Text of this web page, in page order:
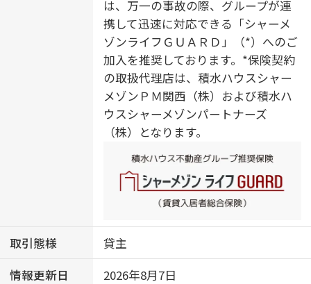
ータイプ）／専用庭／床下収納庫／
照明器具／全身ミラー／アクセント
クロス／火災警報器（煙感知式）／
火災警報器（熱感知式）／断熱等性
能等級６
は、万一の事故の際、グループが連
携して迅速に対応できる「シャーメ
ゾンライフＧＵＡＲＤ」（*）へのご
加入を推奨しております。*保険契約
の取扱代理店は、積水ハウスシャー
メゾンＰＭ関西（株）および積水ハ
ウスシャーメゾンパートナーズ
（株）となります。
取引態様
貸主
情報更新日
2026年8月7日